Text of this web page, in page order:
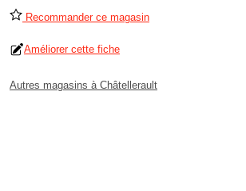
Recommander ce magasin
Améliorer cette fiche
Autres magasins à Châtellerault